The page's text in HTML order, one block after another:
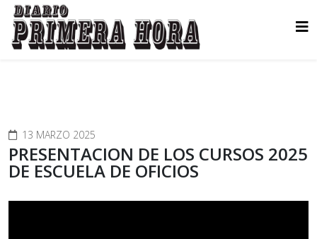
13 MARZO 2025
PRESENTACION DE LOS CURSOS 2025
DE ESCUELA DE OFICIOS